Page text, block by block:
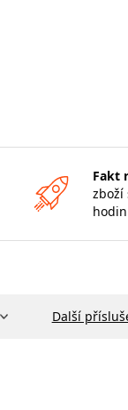
Fakt
zboží
hodin
Další